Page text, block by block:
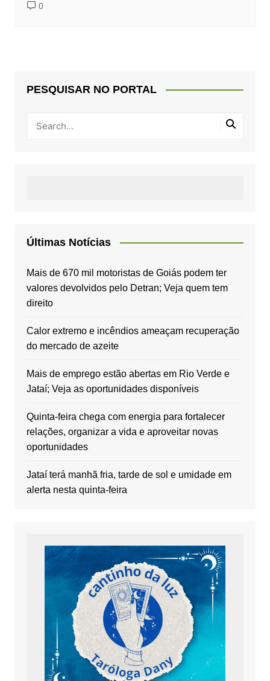
0
PESQUISAR NO PORTAL
Últimas Notícias
Mais de 670 mil motoristas de Goiás podem ter
valores devolvidos pelo Detran; Veja quem tem
direito
Calor extremo e incêndios ameaçam recuperação
do mercado de azeite
Mais de emprego estão abertas em Rio Verde e
Jataí; Veja as oportunidades disponíveis
Quinta-feira chega com energia para fortalecer
relações, organizar a vida e aproveitar novas
oportunidades
Jataí terá manhã fria, tarde de sol e umidade em
alerta nesta quinta-feira